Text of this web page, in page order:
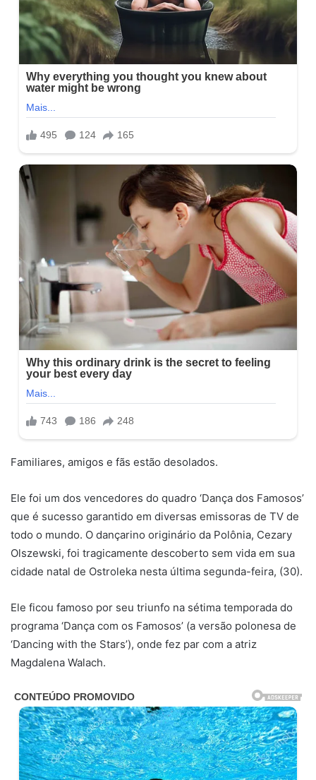
Familiares, amigos e fãs estão desolados.
Ele foi um dos vencedores do quadro ‘Dança dos Famosos’
que é sucesso garantido em diversas emissoras de TV de
todo o mundo. O dançarino originário da Polônia, Cezary
Olszewski, foi tragicamente descoberto sem vida em sua
cidade natal de Ostroleka nesta última segunda-feira, (30).
Ele ficou famoso por seu triunfo na sétima temporada do
programa ‘Dança com os Famosos’ (a versão polonesa de
‘Dancing with the Stars’), onde fez par com a atriz
Magdalena Walach.